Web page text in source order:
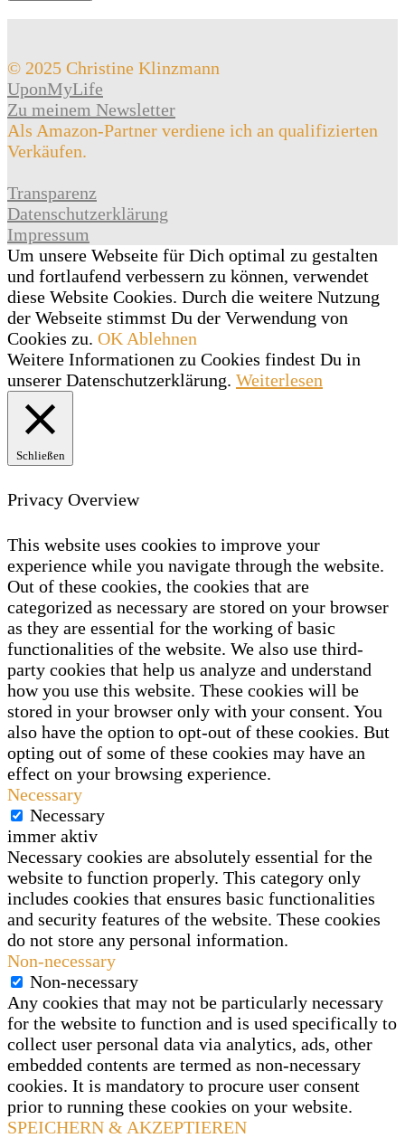
© 2025 Christine Klinzmann
UponMyLife
Zu meinem Newsletter
Als Amazon-Partner verdiene ich an qualifizierten
Verkäufen.
Transparenz
Datenschutzerklärung
Impressum
Um unsere Webseite für Dich optimal zu gestalten
und fortlaufend verbessern zu können, verwendet
diese Website Cookies. Durch die weitere Nutzung
der Webseite stimmst Du der Verwendung von
Cookies zu. OK Ablehnen
Weitere Informationen zu Cookies findest Du in
unserer Datenschutzerklärung. Weiterlesen
Schließen
Privacy Overview
This website uses cookies to improve your
experience while you navigate through the website.
Out of these cookies, the cookies that are
categorized as necessary are stored on your browser
as they are essential for the working of basic
functionalities of the website. We also use third-
party cookies that help us analyze and understand
how you use this website. These cookies will be
stored in your browser only with your consent. You
also have the option to opt-out of these cookies. But
opting out of some of these cookies may have an
effect on your browsing experience.
Necessary
Necessary
immer aktiv
Necessary cookies are absolutely essential for the
website to function properly. This category only
includes cookies that ensures basic functionalities
and security features of the website. These cookies
do not store any personal information.
Non-necessary
Non-necessary
Any cookies that may not be particularly necessary
for the website to function and is used specifically to
collect user personal data via analytics, ads, other
embedded contents are termed as non-necessary
cookies. It is mandatory to procure user consent
prior to running these cookies on your website.
SPEICHERN & AKZEPTIEREN